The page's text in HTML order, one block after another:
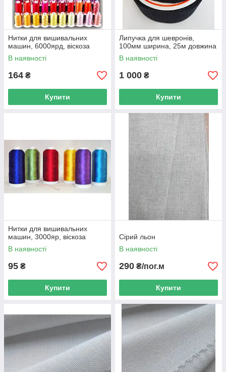
Нитки для вишивальних
машин, 6000ярд, віскоза
В наявності
164 ₴
Купити
Липучка для шевронів,
100мм ширина, 25м довжина
В наявності
1 000 ₴
Купити
Нитки для вишивальних
машин, 3000яр, віскоза
В наявності
95 ₴
Купити
Сірий льон
В наявності
290 ₴/пог.м
Купити